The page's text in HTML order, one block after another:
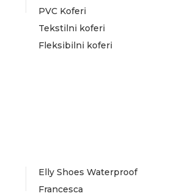
PVC Koferi
Tekstilni koferi
Fleksibilni koferi
Elly Shoes Waterproof
Francesca